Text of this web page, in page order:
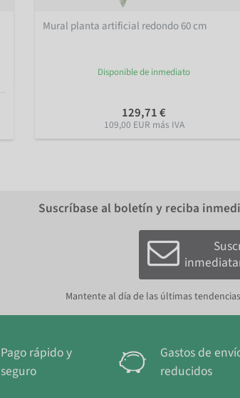
Mural planta artificial redondo 60 cm
Disponible de inmediato
129,71 €
109,00 EUR más IVA
Suscríbase al boletín y reciba
Mantente al día de las últimas
Pago rápido y
seguro
Gastos de
reducidos